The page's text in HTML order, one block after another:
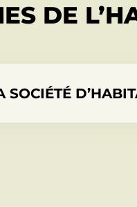
DE
SOCIÉTÉ